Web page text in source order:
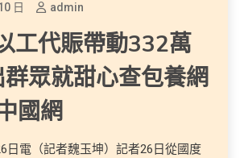
日 admin
工代賑帶動332萬
眾就甜心查包養網
國網
日電（記者魏玉坤）記者26日從國度